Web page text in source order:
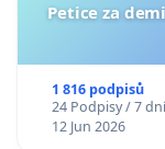
Petice za
1 816 podpisů
24 Podpisy / 7 dní
12 Jun 2026